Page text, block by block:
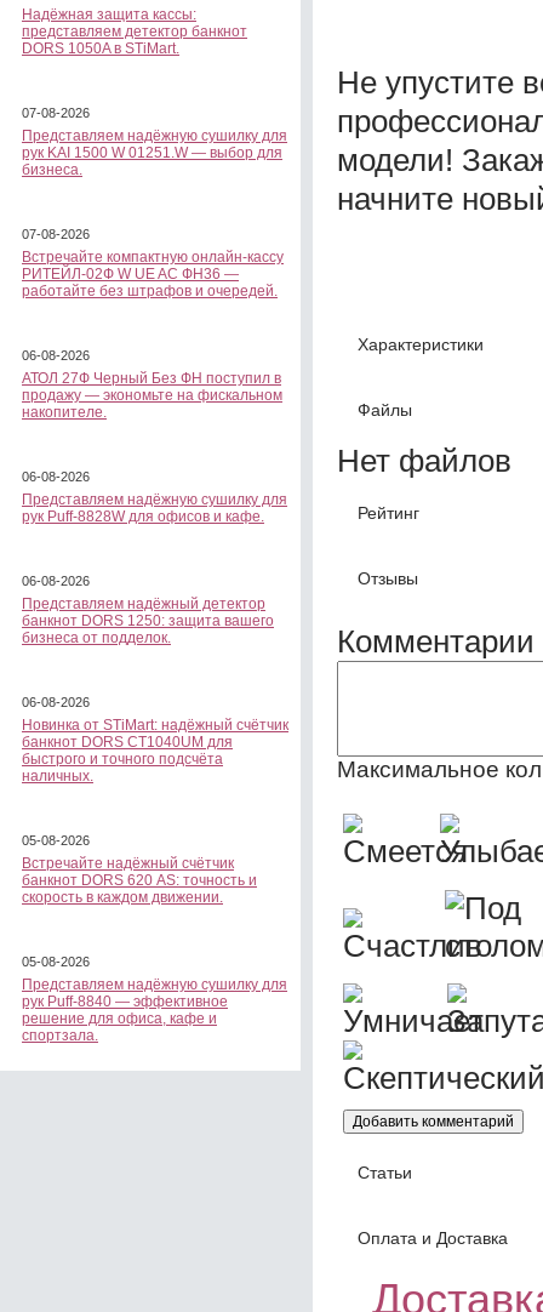
Надёжная защита кассы:
представляем детектор банкнот
DORS 1050A в STiMart.
07-08-2026
Представляем надёжную сушилку для
рук KAI 1500 W 01251.W — выбор для
бизнеса.
07-08-2026
Встречайте компактную онлайн-кассу
РИТЕЙЛ-02Ф W UE AC ФН36 —
работайте без штрафов и очередей.
06-08-2026
АТОЛ 27Ф Черный Без ФН поступил в
продажу — экономьте на фискальном
накопителе.
06-08-2026
Представляем надёжную сушилку для
рук Puff-8828W для офисов и кафе.
06-08-2026
Представляем надёжный детектор
банкнот DORS 1250: защита вашего
бизнеса от подделок.
06-08-2026
Новинка от STiMart: надёжный счётчик
банкнот DORS CT1040UM для
быстрого и точного подсчёта
наличных.
05-08-2026
Встречайте надёжный счётчик
банкнот DORS 620 АS: точность и
скорость в каждом движении.
05-08-2026
Представляем надёжную сушилку для
рук Puff-8840 — эффективное
решение для офиса, кафе и
спортзала.
Не упустите
модели!
начните
Характеристики
Файлы
Нет файлов
Рейтинг
Отзывы
Комментарии
Максимальное
Статьи
Оплата и Доставка